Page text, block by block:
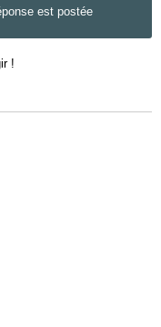
est postée
!